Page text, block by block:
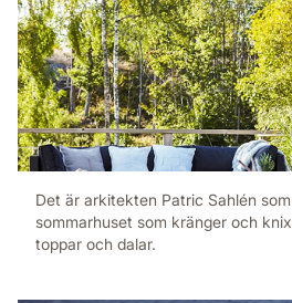
Det är arkitekten Patric Sahlén
sommarhuset som kränger och
toppar och dalar.